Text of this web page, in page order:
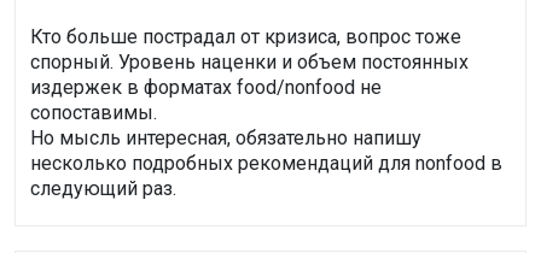
Кто больше пострадал от кризиса, вопрос тоже
спорный. Уровень наценки и объем постоянных
издержек в форматах food/nonfood не
сопоставимы.
Но мысль интересная, обязательно напишу
несколько подробных рекомендаций для nonfood в
следующий раз.